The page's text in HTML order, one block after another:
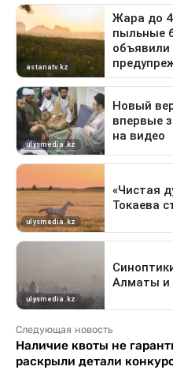
Следующая новость
Наличие квоты не
раскрыли детали